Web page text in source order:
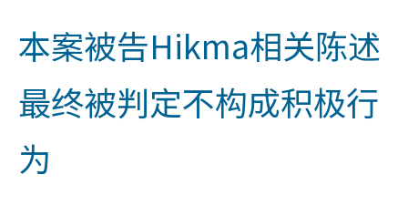
本案被告Hikma相关陈述
最终被判定不构成积极行
为